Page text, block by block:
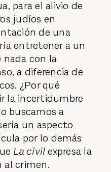
para el alivio de
judíos en
de una
entretener a un
nada con la
a diferencia de
¿Por qué
la incertidumbre
buscamos a
un aspecto
por lo demás
La civilexpresa la
al crimen.